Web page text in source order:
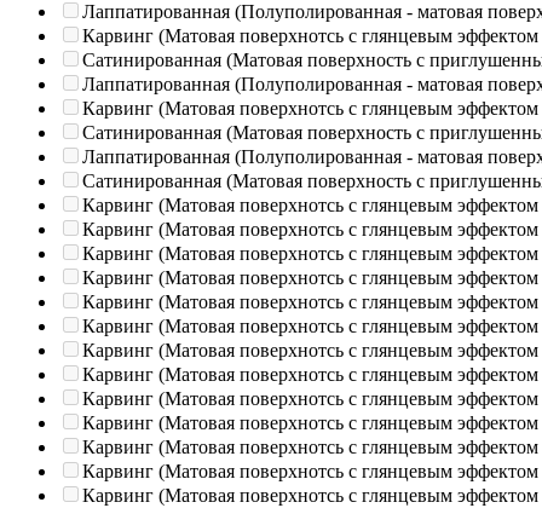
Лаппатированная (Полуполированная - матовая
Карвинг (Матовая поверхнотсь с глянцевым эффектом
Сатинированная (Матовая поверхность с
Лаппатированная (Полуполированная - матовая
Карвинг (Матовая поверхнотсь с глянцевым эффектом
Сатинированная (Матовая поверхность с
Лаппатированная (Полуполированная - матовая
Сатинированная (Матовая поверхность с
Карвинг (Матовая поверхнотсь с глянцевым эффектом
Карвинг (Матовая поверхнотсь с глянцевым эффектом
Карвинг (Матовая поверхнотсь с глянцевым эффектом
Карвинг (Матовая поверхнотсь с глянцевым эффектом
Карвинг (Матовая поверхнотсь с глянцевым эффектом
Карвинг (Матовая поверхнотсь с глянцевым эффектом
Карвинг (Матовая поверхнотсь с глянцевым эффектом
Карвинг (Матовая поверхнотсь с глянцевым эффектом
Карвинг (Матовая поверхнотсь с глянцевым эффектом
Карвинг (Матовая поверхнотсь с глянцевым эффектом
Карвинг (Матовая поверхнотсь с глянцевым эффектом
Карвинг (Матовая поверхнотсь с глянцевым эффектом
Карвинг (Матовая поверхнотсь с глянцевым эффектом